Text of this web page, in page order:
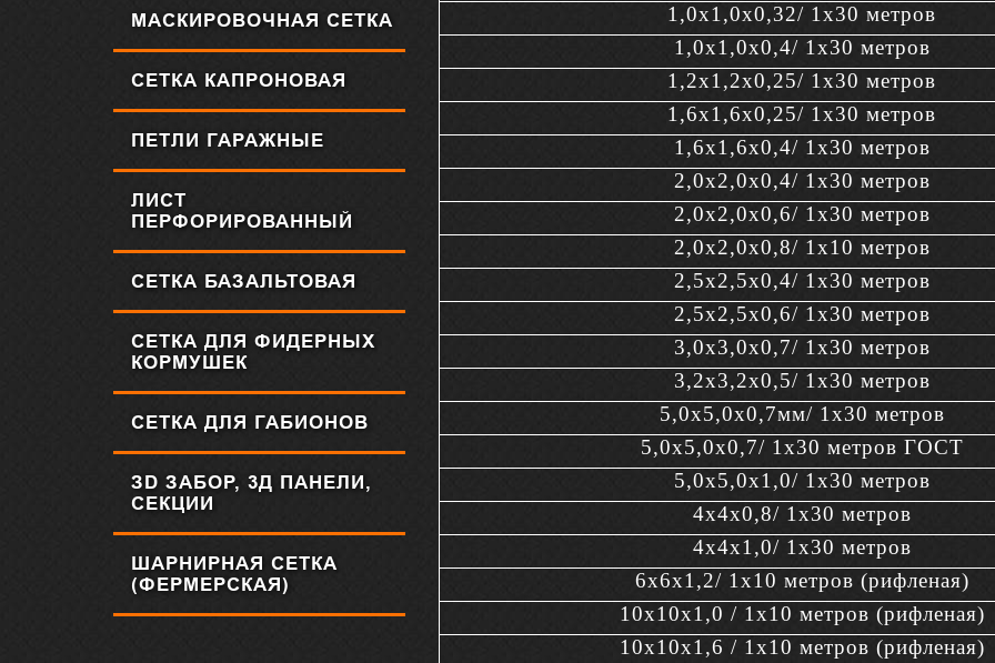
МАСКИРОВОЧНАЯ СЕТКА
СЕТКА КАПРОНОВАЯ
ПЕТЛИ ГАРАЖНЫЕ
ЛИСТ
ПЕРФОРИРОВАННЫЙ
СЕТКА БАЗАЛЬТОВАЯ
СЕТКА ДЛЯ ФИДЕРНЫХ
КОРМУШЕК
СЕТКА ДЛЯ ГАБИОНОВ
ЗD ЗАБОР, 3Д ПАНЕЛИ,
СЕКЦИИ
ШАРНИРНАЯ СЕТКА
(ФЕРМЕРСКАЯ)
1,0х1,0х0,32/ 1х30 метров
1,0х1,0х0,4/ 1х30 метров
1,2х1,2х0,25/ 1х30 метров
1,6х1,6х0,25/ 1х30 метров
1,6х1,6х0,4/ 1х30 метров
2,0х2,0х0,4/ 1х30 метров
2,0х2,0х0,6/ 1х30 метров
2,0х2,0х0,8/ 1х10 метров
2,5х2,5х0,4/ 1х30 метров
2,5х2,5х0,6/ 1х30 метров
3,0х3,0х0,7/ 1х30 метров
3,2х3,2х0,5/ 1х30 метров
5,0х5,0х0,7мм/ 1х30 метров
5,0х5,0х0,7/ 1х30 метров ГОСТ
5,0х5,0х1,0/ 1х30 метров
4х4х0,8/ 1х30 метров
4х4х1,0/ 1х30 метров
6х6х1,2/ 1х10 метров (рифленая)
10х10х1,0 / 1х10 метров (рифленая)
10х10х1,6 / 1х10 метров (рифленая)